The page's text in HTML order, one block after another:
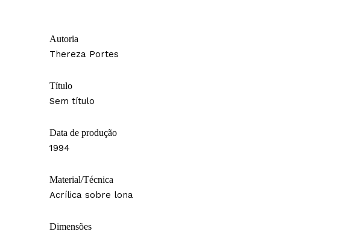
Autoria
Thereza Portes
Título
Sem título
Data de produção
1994
Material/Técnica
Acrílica sobre lona
Dimensões